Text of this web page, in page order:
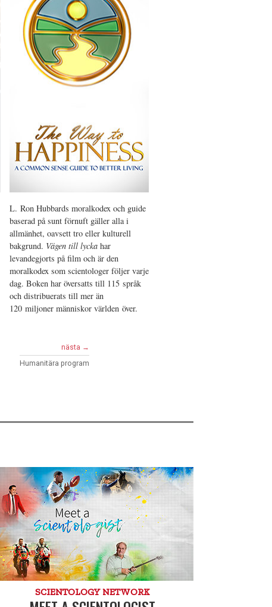
L. Ron Hubbards moralkodex och guide
baserad på sunt förnuft gäller alla i
allmänhet, oavsett tro eller kulturell
bakgrund. Vägen till lyckahar
levandegjorts på film och är den
moralkodex som scientologer följer varje
dag. Boken har översatts till 115 språk
och distribuerats till mer än
120 miljoner människor världen över.
nästa →
Humanitära program
SCIENTOLOGY NETWORK